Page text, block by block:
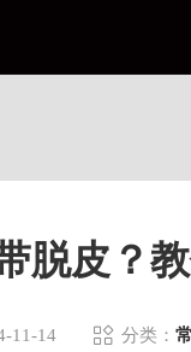
脱皮？
11-14  分类：